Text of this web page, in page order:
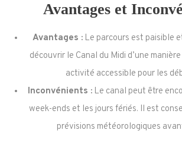
Avantages et
Avantages :Le parcours est paisible
découvrir le Canal du Midi d’une
activité accessible pour les
Inconvénients : Le canal peut être
week-ends et les jours fériés. Il est
prévisions météorologiques